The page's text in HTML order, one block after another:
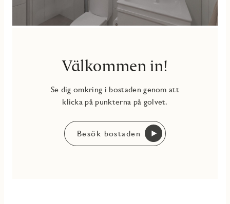
Välkommen in!
Se dig omkring i bostaden genom att
klicka på punkterna på golvet.
Besök bostaden